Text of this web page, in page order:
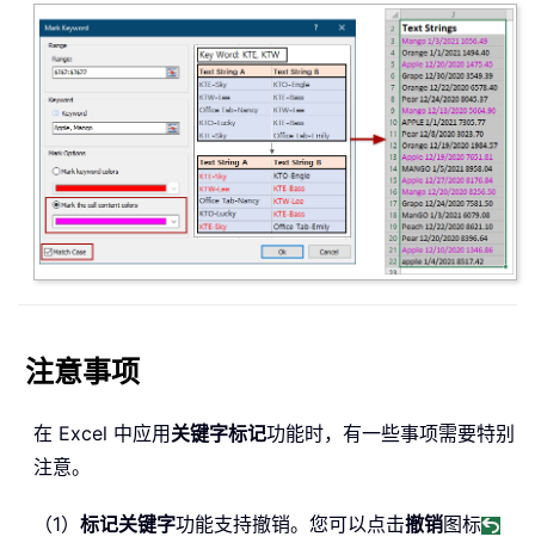
注意事项
在 Excel 中应用关键字标记功能时，有一些事项需要特别
注意。
（1） 标记关键字功能支持撤销。您可以点击撤销图标